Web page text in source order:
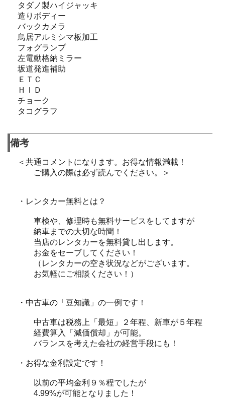
タダノ製ハイジャッキ
造りボディー
バックカメラ
鳥居アルミシマ板加工
フォグランプ
左電動格納ミラー
坂道発進補助
ＥＴＣ
ＨＩＤ
チョーク
タコグラフ
備考
＜共通コメントになります。お得な情報満載！
ご購入の際は必ず読んでください。＞
・レンタカー無料とは？
車検や、修理時も無料サービスをしてますが
納車までの大切な時間！
当店のレンタカーを無料貸し出します。
お金をセーブしてください！
（レンタカーの空き状況などがございます。
お気軽にご相談ください！）
・中古車の「豆知識」の一例です！
中古車は税務上「最短」２年程、新車が５年程
経費算入「減価償却」が可能。
バランスを考えた会社の経営手段にも！
・お得な金利設定です！
以前の平均金利９％程でしたが
4.99%が可能となりました！